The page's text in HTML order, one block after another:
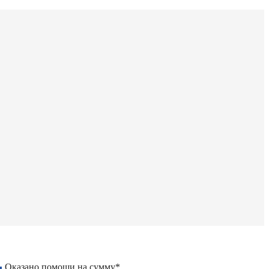
Оказано помощи на сумму*